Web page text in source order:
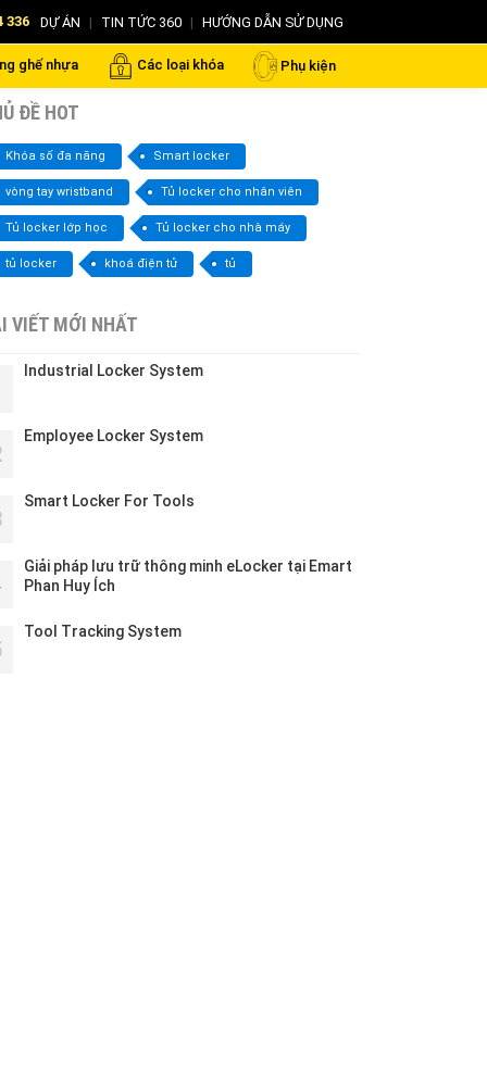
336 DỰ ÁN | TIN TỨC 360 | HƯỚNG DẪN SỬ DỤNG
ghế nhựa Các loại khóa Phụ kiện
ĐỀ HOT
Khóa số đa năng Smart locker
vòng tay wristband Tủ locker cho nhân viên
Tủ locker lớp học Tủ locker cho nhà máy
tủ locker khoá điện tử tủ
VIẾT MỚI NHẤT
Industrial Locker System
Employee Locker System
Smart Locker For Tools
Giải pháp lưu trữ thông minh eLocker tại Emart
Phan Huy Ích
Tool Tracking System